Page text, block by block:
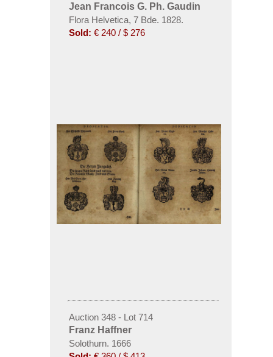
Jean Francois G. Ph. Gaudin
Flora Helvetica, 7 Bde. 1828.
Sold: € 240 / $ 276
Auction 348 - Lot 714
Franz Haffner
Solothurn. 1666